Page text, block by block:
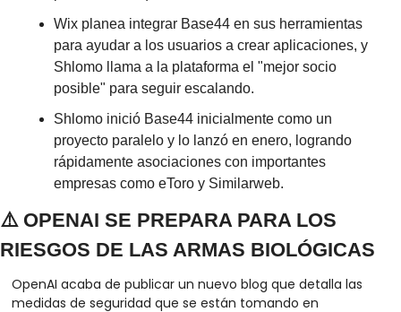
Wix planea integrar Base44 en sus herramientas
para ayudar a los usuarios a crear aplicaciones, y
Shlomo llama a la plataforma el "mejor socio
posible" para seguir escalando.
Shlomo inició Base44 inicialmente como un
proyecto paralelo y lo lanzó en enero, logrando
rápidamente asociaciones con importantes
empresas como eToro y Similarweb.
⚠️ OPENAI SE PREPARA PARA LOS
RIESGOS DE LAS ARMAS BIOLÓGICAS
OpenAI acaba de publicar un nuevo blog que detalla las
medidas de seguridad que se están tomando en